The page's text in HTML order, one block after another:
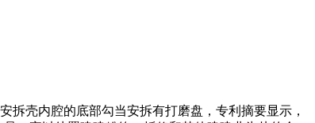
壳内腔的底部勾当安拆有打磨盘，专利摘要显示，